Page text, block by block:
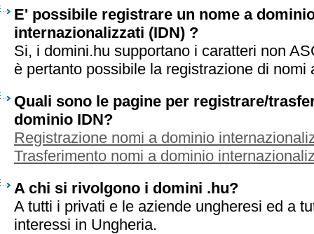
E' possibile registrare un nome a
internazionalizzati (IDN) ?
Si, i domini.hu supportano i caratteri non
è pertanto possibile la registrazione di nomi
Quali sono le pagine per registrare/
dominio IDN?
Registrazione nomi a dominio
Trasferimento nomi a dominio
A chi si rivolgono i domini .hu?
A tutti i privati e le aziende ungheresi ed a
interessi in Ungheria.